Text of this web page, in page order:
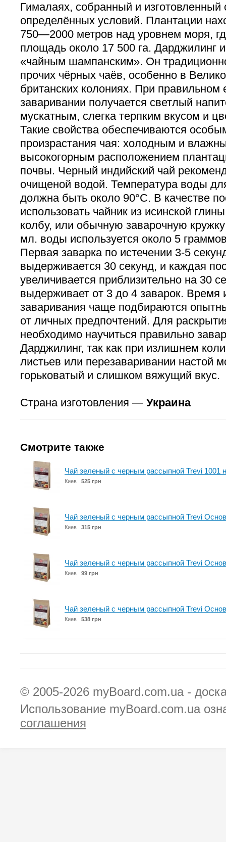
Гималаях, собранный и
определённых условий. Плантации
750—2000 метров над уровнем моря,
площадь около 17 500 га. Дарджилинг
«чайным шампанским». Он
прочих чёрных чаёв, особенно в
британских колониях. При правильном
заваривании получается светлый
мускатным, слегка терпким вкусом и
Такие свойства обеспечиваются
произрастания чая: холодным и
высокогорным расположением
почвы. Черный индийский чай
очищеной водой. Температура воды
должна быть около 90°С. В качестве
использовать чайник из исинской
колбу, или обычную заварочную
мл. воды используется около 5
Первая заварка по истечении 3-5
выдерживается 30 секунд, и каждая
увеличивается приблизительно на 30
выдерживает от 3 до 4 заварок.
заваривания чаще подбираются
от личных предпочтений. Для
необходимо научиться правильно
Дарджилинг, так как при излишнем
листьев или перезаваривании настой
горьковатый и слишком вяжущий вкус.
Страна изготовления — Украина
Смотрите также
Чай зеленый с черным рассыпной Trevi 1001
Киев 525 грн
Чай зеленый с черным рассыпной Trevi
Киев 315 грн
Чай зеленый с черным рассыпной Trevi
Киев 99 грн
Чай зеленый с черным рассыпной Trevi
Киев 538 грн
© 2005-2026 myBoard.com.ua -
Использование myBoard.com.ua
соглашения